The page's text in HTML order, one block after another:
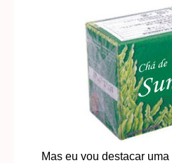
Mas eu vou destacar